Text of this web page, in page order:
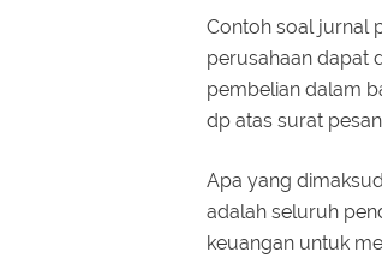
Contoh soal jurnal
perusahaan dapat
pembelian dalam
dp atas surat
Apa yang
adalah seluruh
keuangan untuk